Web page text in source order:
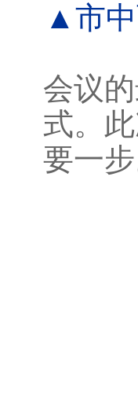
▲市中
会议
式。
要一步